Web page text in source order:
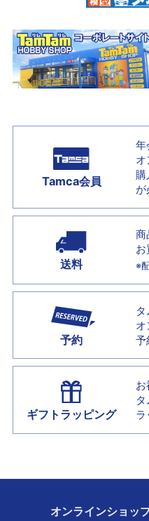
Tamca会員
年
購
が
送料
商
※
予約
予
ギフトラッピング
お
ラ
オンラインショッ